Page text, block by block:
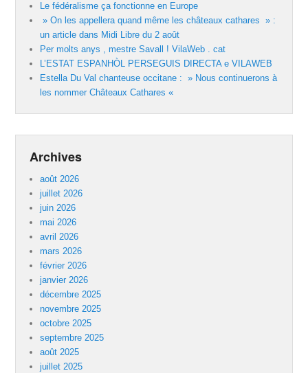
Le fédéralisme ça fonctionne en Europe
» On les appellera quand même les châteaux cathares » :
un article dans Midi Libre du 2 août
Per molts anys , mestre Savall ! VilaWeb . cat
L’ESTAT ESPANHÒL PERSEGUIS DIRECTA e VILAWEB
Estella Du Val chanteuse occitane : » Nous continuerons à
les nommer Châteaux Cathares «
Archives
août 2026
juillet 2026
juin 2026
mai 2026
avril 2026
mars 2026
février 2026
janvier 2026
décembre 2025
novembre 2025
octobre 2025
septembre 2025
août 2025
juillet 2025